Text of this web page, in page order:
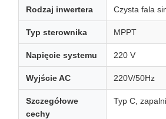
Rodzaj inwertera Czysta fala
Typ sterownika MPPT
Napięcie systemu 220 V
Wyjście AC 220V/50Hz
Szczegółowe
cechy
Typ C,